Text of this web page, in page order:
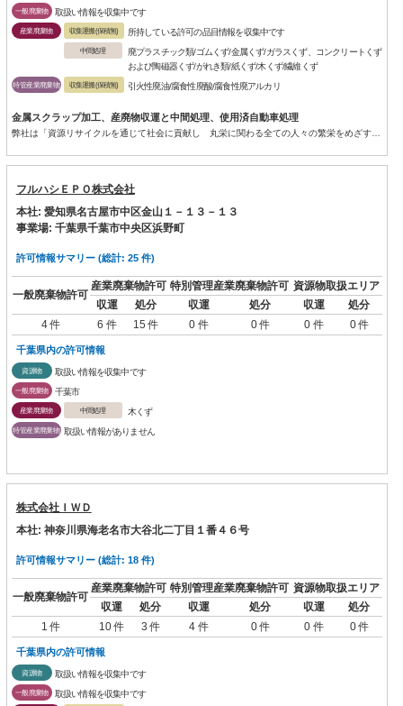
一般廃棄物 取扱い情報を収集中です
産業廃棄物 収集運搬(保積無) 所持している許可の品目情報を収集中です
中間処理
廃プラスチック類/ゴムくず/金属くず/ガラスくず、コンクリートくず
および陶磁器くず/がれき類/紙くず/木くず/繊維くず
特管産業廃棄物 収集運搬(保積無) 引火性廃油/腐食性廃酸/腐食性廃アルカリ
金属スクラップ加工、産廃物収運と中間処理、使用済自動車処理
弊社は「資源リサイクルを通じて社会に貢献し 丸栄に関わる全ての人々の繁栄をめざす」を経営理念に、「安心・安全・信頼...
フルハシＥＰＯ株式会社
本社: 愛知県名古屋市中区金山１－１３－１３
事業場: 千葉県千葉市中央区浜野町
許可情報サマリー (総計: 25 件)
一般廃棄物許可
産業廃棄物許可 特別管理産業廃棄物許可 資源物取扱エリア
収運
処分 収運 処分 収運
処分
4 件
6 件 15 件 0 件 0 件 0 件 0 件
千葉県内の許可情報
資源物 取扱い情報を収集中です
一般廃棄物 千葉市
産業廃棄物 中間処理 木くず
特管産業廃棄物 取扱い情報がありません
株式会社ＩＷＤ
本社: 神奈川県海老名市大谷北二丁目１番４６号
許可情報サマリー (総計: 18 件)
一般廃棄物許可
産業廃棄物許可 特別管理産業廃棄物許可 資源物取扱エリア
収運
処分 収運 処分 収運
処分
1 件
10 件 3 件 4 件 0 件 0 件 0 件
千葉県内の許可情報
資源物 取扱い情報を収集中です
一般廃棄物 取扱い情報を収集中です